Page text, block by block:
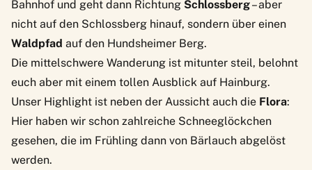
Bahnhof und geht dann Richtung Schlossberg– aber
nicht auf den Schlossberg hinauf, sondern über einen
Waldpfad auf den Hundsheimer Berg.
Die mittelschwere Wanderung ist mitunter steil, belohnt
euch aber mit einem tollen Ausblick auf Hainburg.
Unser Highlight ist neben der Aussicht auch die Flora:
Hier haben wir schon zahlreiche Schneeglöckchen
gesehen, die im Frühling dann von Bärlauch abgelöst
werden.